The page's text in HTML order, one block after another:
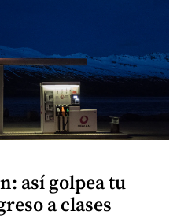
así golpea tu
a clases